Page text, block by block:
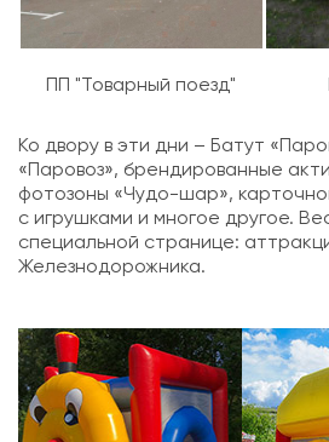
ПП "Товарный поезд"
Ко двору в эти дни – Батут
«Паровоз», брендированные
фотозоны «Чудо-шар»,
с игрушками и многое другое.
специальной странице:
Железнодорожника.